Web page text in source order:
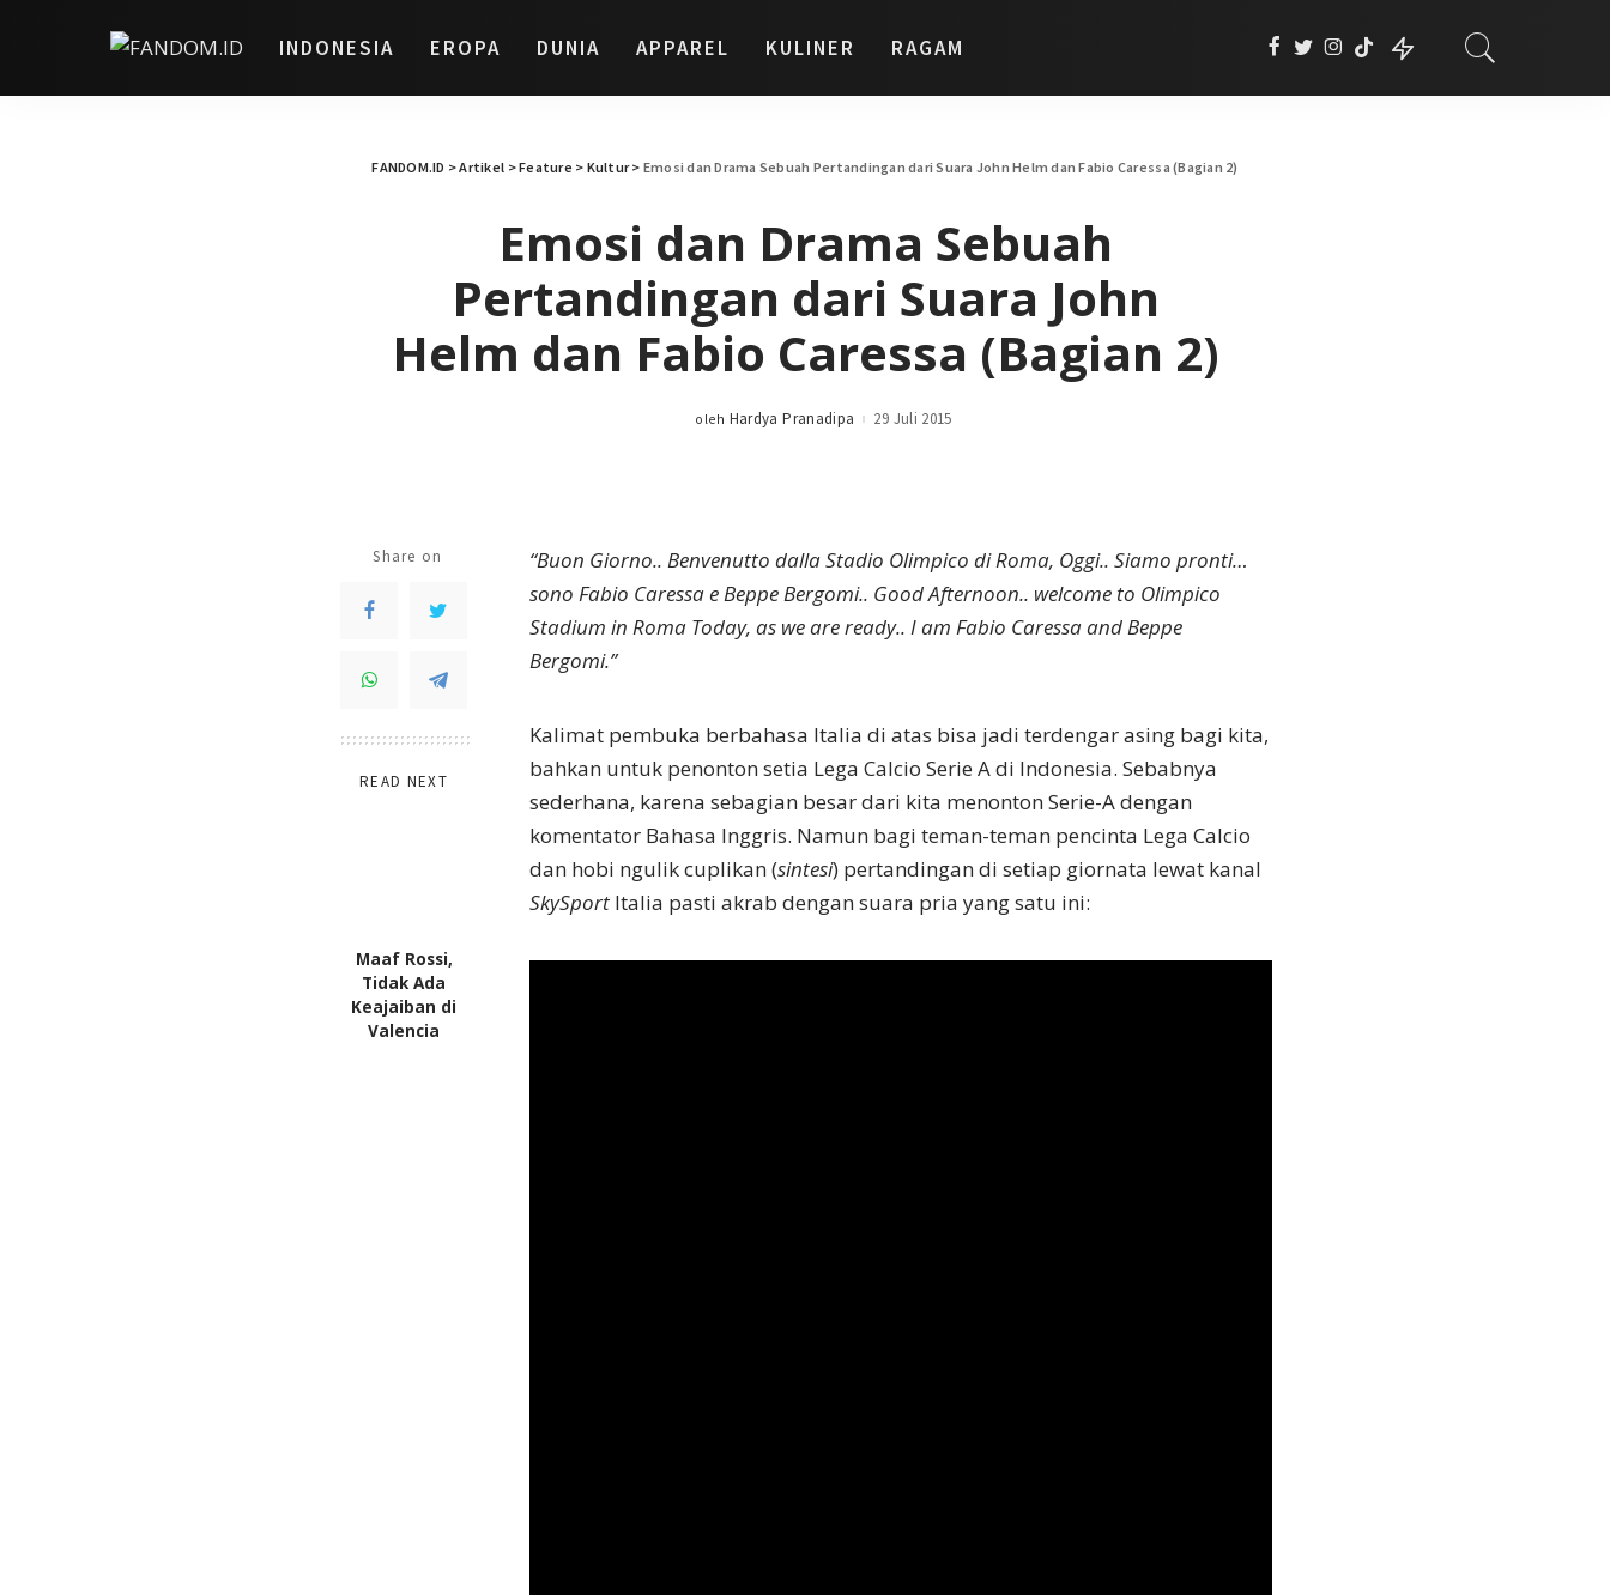
INDONESIA EROPA DUNIA APPAREL KULINER RAGAM
FANDOM.ID >Artikel >Feature > Kultur> Emosi dan Drama Sebuah Pertandingan dari Suara John Helm dan Fabio Caressa (Bagian 2)
Emosi dan Drama Sebuah
Pertandingan dari Suara John
Helm dan Fabio Caressa (Bagian 2)
Posted
oleh Hardya Pranadipa 29 Juli 2015
Share on
READ NEXT
Maaf Rossi,
Tidak Ada
Keajaiban di
Valencia
“Buon Giorno.. Benvenutto dalla Stadio Olimpico di Roma, Oggi.. Siamo pronti…
sono Fabio Caressa e Beppe Bergomi.. Good Afternoon.. welcome to Olimpico
Stadium in Roma Today, as we are ready.. I am Fabio Caressa and Beppe
Bergomi.”
Kalimat pembuka berbahasa Italia di atas bisa jadi terdengar asing bagi kita,
bahkan untuk penonton setia Lega Calcio Serie A di Indonesia. Sebabnya
sederhana, karena sebagian besar dari kita menonton Serie-A dengan
komentator Bahasa Inggris. Namun bagi teman-teman pencinta Lega Calcio
dan hobi ngulik cuplikan (sintesi) pertandingan di setiap giornata lewat kanal
SkySport Italia pasti akrab dengan suara pria yang satu ini: